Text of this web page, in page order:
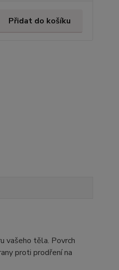
Přidat do košíku
vašeho těla. Povrch
proti prodření na